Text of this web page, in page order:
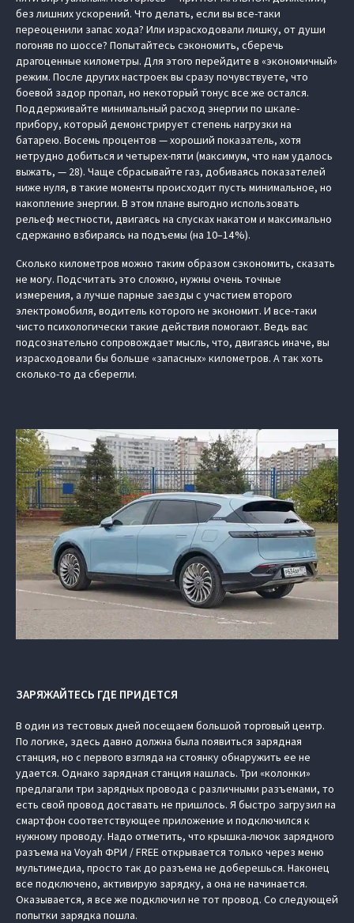
без лишних ускорений. Что делать, если вы все-таки
переоценили запас хода? Или израсходовали лишку, от души
погоняв по шоссе? Попытайтесь сэкономить, сберечь
драгоценные километры. Для этого перейдите в «экономичный»
режим. После других настроек вы сразу почувствуете, что
боевой задор пропал, но некоторый тонус все же остался.
Поддерживайте минимальный расход энергии по шкале-
прибору, который демонстрирует степень нагрузки на
батарею. Восемь процентов — хороший показатель, хотя
нетрудно добиться и четырех-пяти (максимум, что нам удалось
выжать, — 28). Чаще сбрасывайте газ, добиваясь показателей
ниже нуля, в такие моменты происходит пусть минимальное, но
накопление энергии. В этом плане выгодно использовать
рельеф местности, двигаясь на спусках накатом и максимально
сдержанно взбираясь на подъемы (на 10–14 %).
Сколько километров можно таким образом сэкономить, сказать
не могу. Подсчитать это сложно, нужны очень точные
измерения, а лучше парные заезды с участием второго
электромобиля, водитель которого не экономит. И все-таки
чисто психологически такие действия помогают. Ведь вас
подсознательно сопровождает мысль, что, двигаясь иначе, вы
израсходовали бы больше «запасных» километров. А так хоть
сколько-то да сберегли.
ЗАРЯЖАЙТЕСЬ ГДЕ ПРИДЕТСЯ
В один из тестовых дней посещаем большой торговый центр.
По логике, здесь давно должна была появиться зарядная
станция, но с первого взгляда на стоянку обнаружить ее не
удается. Однако зарядная станция нашлась. Три «колонки»
предлагали три зарядных провода с различными разъемами, то
есть свой провод доставать не пришлось. Я быстро загрузил на
смартфон соответствующее приложение и подключился к
нужному проводу. Надо отметить, что крышка-лючок зарядного
разъема на Voyah ФРИ / FREE открывается только через меню
мультимедиа, просто так до разъема не доберешься. Наконец
все подключено, активирую зарядку, а она не начинается.
Оказывается, я все же подключил не тот провод. Со следующей
попытки зарядка пошла.